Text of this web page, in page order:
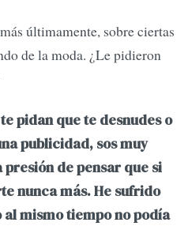
últimamente, sobre ciertas
de la moda. ¿Le pidieron
pidan que te desnudes o
publicidad, sos muy
de pensar que si
nunca más. He sufrido
mismo tiempo no podía